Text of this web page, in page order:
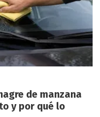
de manzana
y por qué lo